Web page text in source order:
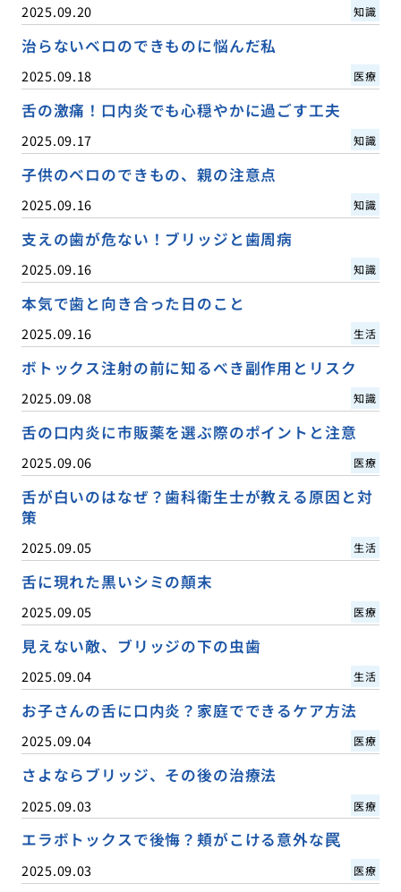
2025.09.20 知識
治らないベロのできものに悩んだ私
2025.09.18 医療
舌の激痛！口内炎でも心穏やかに過ごす工夫
2025.09.17 知識
子供のベロのできもの、親の注意点
2025.09.16 知識
支えの歯が危ない！ブリッジと歯周病
2025.09.16 知識
本気で歯と向き合った日のこと
2025.09.16 生活
ボトックス注射の前に知るべき副作用とリスク
2025.09.08 知識
舌の口内炎に市販薬を選ぶ際のポイントと注意
2025.09.06 医療
舌が白いのはなぜ？歯科衛生士が教える原因と対
策
2025.09.05 生活
舌に現れた黒いシミの顛末
2025.09.05 医療
見えない敵、ブリッジの下の虫歯
2025.09.04 生活
お子さんの舌に口内炎？家庭でできるケア方法
2025.09.04 医療
さよならブリッジ、その後の治療法
2025.09.03 医療
エラボトックスで後悔？頬がこける意外な罠
2025.09.03 医療